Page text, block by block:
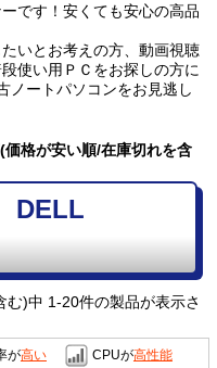
です！安くても安心の高品
いとお考えの方、動画視聴
使い用ＰＣをお探しの方に
ノートパソコンをお見逃し
格が安い順/在庫切れを含
DELL
む)中 1-20件の製品が表示さ
が高い CPUが高性能